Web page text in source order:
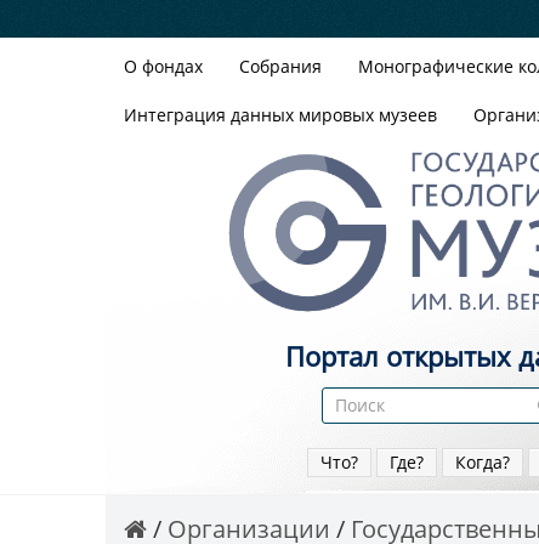
О фондах Собрания Монографические
Интеграция данных мировых музеев
Портал открытых
Что? Где? Когда?
Организации